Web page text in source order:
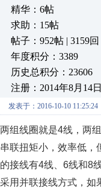
精华：6帖
求助：15帖
帖子：952帖 | 3159回
年度积分：3389
历史总积分：23606
注册：2014年8月14日
发表于：2016-10-10 11:25:24
两组线圈就是4线，两
串联扭矩小，效率低
的接线有4线、6线和8
采用并联接线方式，如